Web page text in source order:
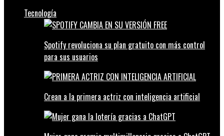
Tecnología
Spotify revoluciona su plan gratuito con más control
para sus usuarios
Crean a la primera actriz con inteligencia artificial